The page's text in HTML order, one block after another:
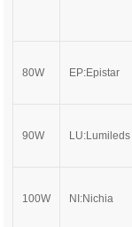
80W EP:Epistar
90W LU:Lumileds
100W NI:Nichia